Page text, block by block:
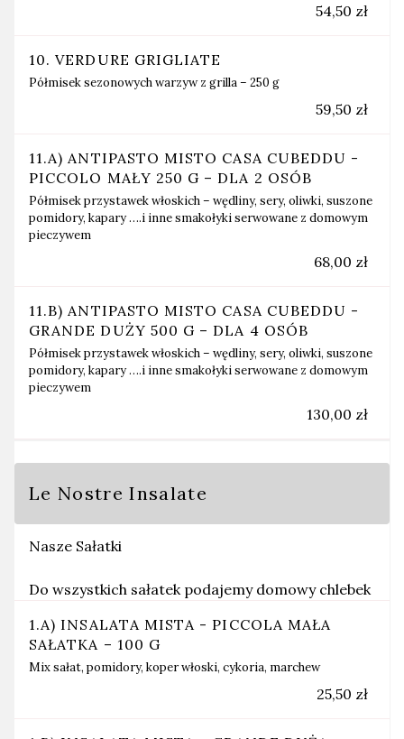
54,50 zł
10. VERDURE GRIGLIATE
Półmisek sezonowych warzyw z grilla – 250 g
59,50 zł
11.A) ANTIPASTO MISTO CASA CUBEDDU -
PICCOLO MAŁY 250 G – DLA 2 OSÓB
Półmisek przystawek włoskich – wędliny, sery, oliwki, suszone
pomidory, kapary ….i inne smakołyki serwowane z domowym
pieczywem
68,00 zł
11.B) ANTIPASTO MISTO CASA CUBEDDU -
GRANDE DUŻY 500 G – DLA 4 OSÓB
Półmisek przystawek włoskich – wędliny, sery, oliwki, suszone
pomidory, kapary ….i inne smakołyki serwowane z domowym
pieczywem
130,00 zł
Le Nostre Insalate
Nasze Sałatki
Do wszystkich sałatek podajemy domowy chlebek
1.A) INSALATA MISTA - PICCOLA MAŁA
SAŁATKA – 100 G
Mix sałat, pomidory, koper włoski, cykoria, marchew
25,50 zł